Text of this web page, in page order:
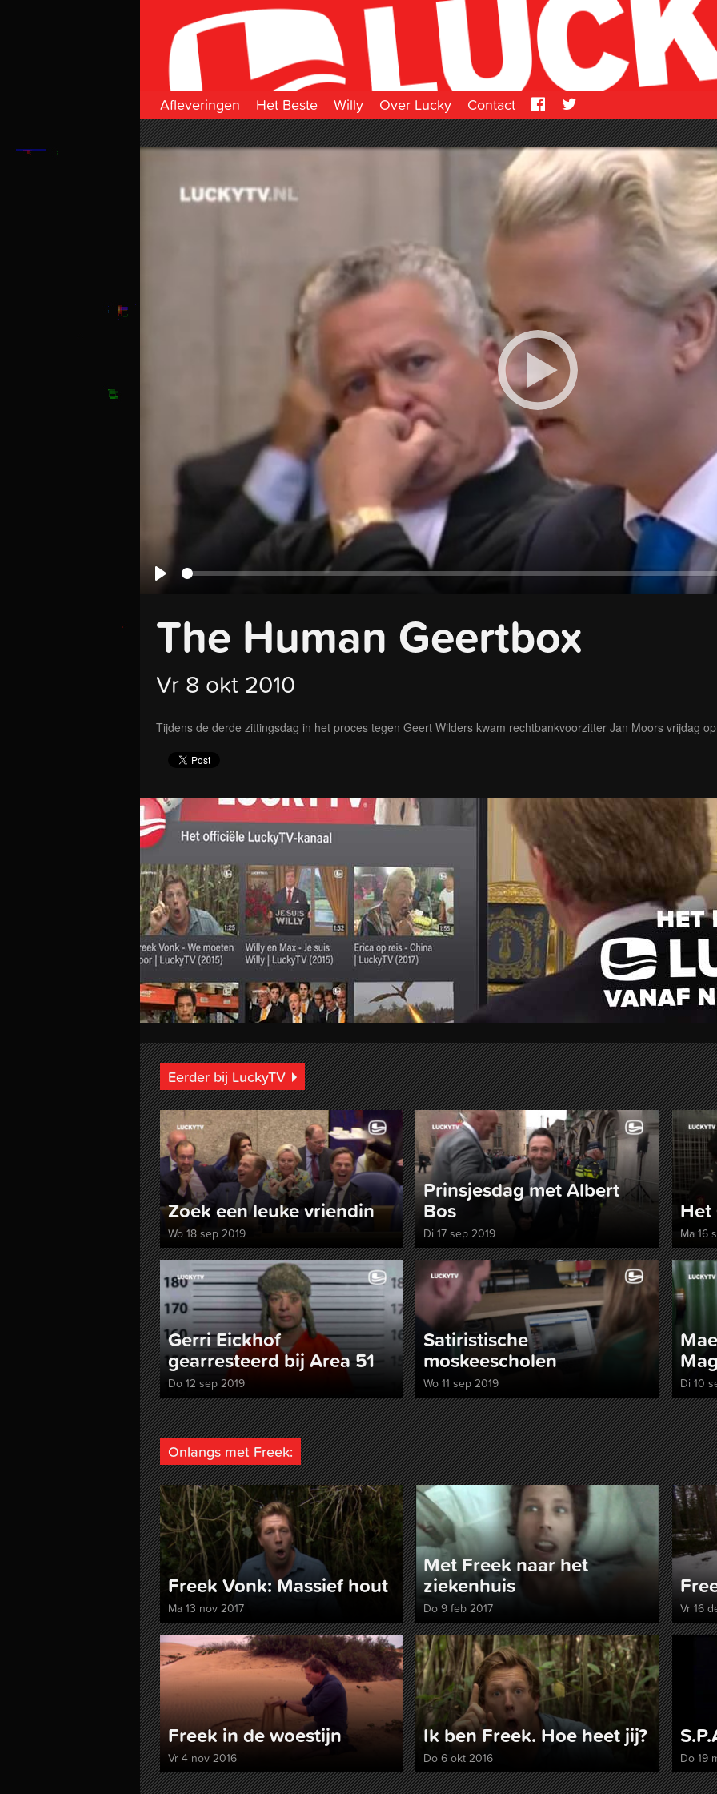
Afleveringen Het Beste Willy Over Lucky
Contact
Facebook
Twitter
Play
Seek
The Human Geertbox
Vr 8 okt 2010
Tijdens de derde zittingsdag in het proces tegen Geert Wilders kwam rechtbankvoorzitter Jan Moors vrijdag
Eerder bij LuckyTV
Zoek een leuke vriendin
Wo 18 sep 2019
Prinsjesdag met Albert
Bos
Di 17 sep 2019
Het
Ma 16
Gerri Eickhof
gearresteerd bij Area 51
Do 12 sep 2019
Satiristische
moskeescholen
Wo 11 sep 2019 Di 10
Onlangs met Freek:
Freek Vonk: Massief hout
Ma 13 nov 2017
Met Freek naar het
ziekenhuis
Do 9 feb 2017 Vr 16
Freek in de woestijn
Vr 4 nov 2016
Ik ben Freek. Hoe heet jij?
Do 6 okt 2016 Do 19